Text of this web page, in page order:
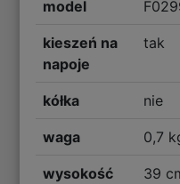
model
kieszeń na
napoje
tak
kółka nie
waga 0,7
wysokość 39